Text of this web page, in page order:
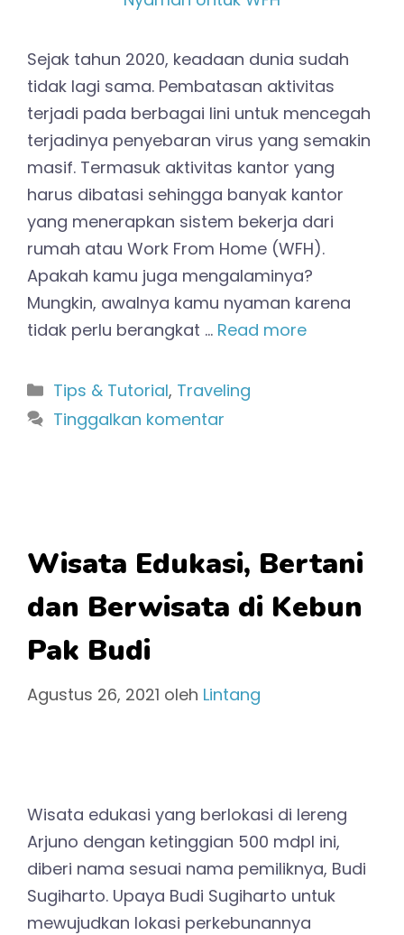
Sejak tahun 2020, keadaan dunia sudah
tidak lagi sama. Pembatasan aktivitas
terjadi pada berbagai lini untuk mencegah
terjadinya penyebaran virus yang semakin
masif. Termasuk aktivitas kantor yang
harus dibatasi sehingga banyak kantor
yang menerapkan sistem bekerja dari
rumah atau Work From Home (WFH).
Apakah kamu juga mengalaminya?
Mungkin, awalnya kamu nyaman karena
tidak perlu berangkat … Read more
Kategori
Tips & Tutorial, Traveling
Tinggalkan komentar
Wisata Edukasi, Bertani
dan Berwisata di Kebun
Pak Budi
Agustus 26, 2021 oleh Lintang
Wisata edukasi yang berlokasi di lereng
Arjuno dengan ketinggian 500 mdpl ini,
diberi nama sesuai nama pemiliknya, Budi
Sugiharto. Upaya Budi Sugiharto untuk
mewujudkan lokasi perkebunannya